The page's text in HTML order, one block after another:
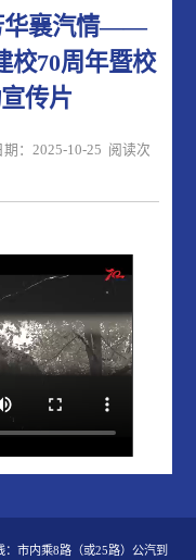
华襄汽情——
校70周年暨校
传片
：2025-10-25 阅读次
市内乘8路（或25路）公汽到